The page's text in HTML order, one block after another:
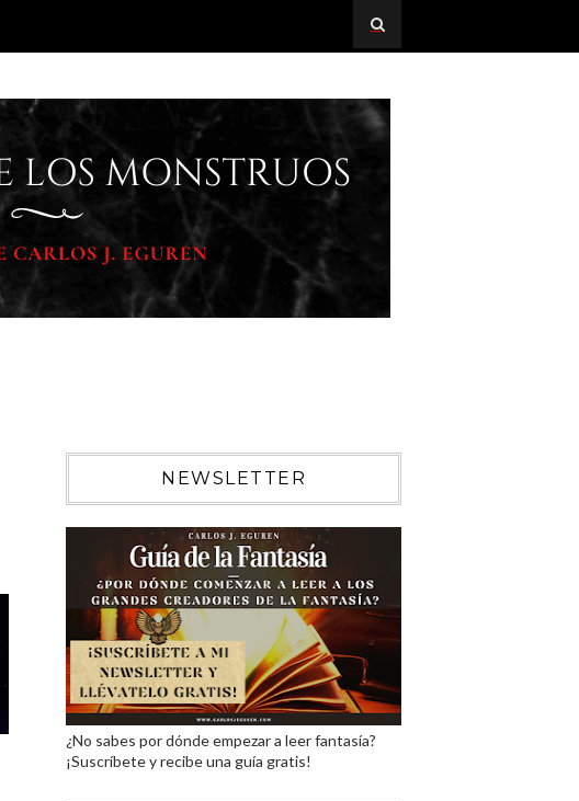
NEWSLETTER
¿No sabes por dónde empezar a leer fantasía?
¡Suscríbete y recibe una guía gratis!